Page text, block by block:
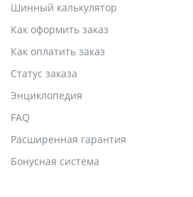
Шинный калькулятор
Как оформить заказ
Как оплатить заказ
Статус заказа
Энциклопедия
FAQ
Расширенная гарантия
Бонусная система